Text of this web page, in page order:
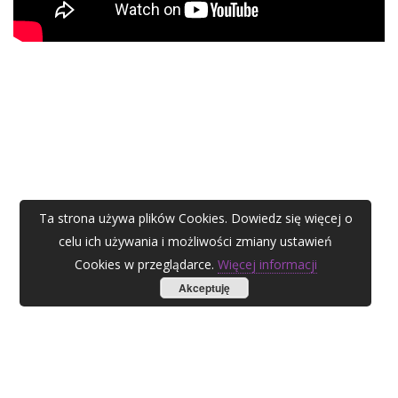
Ta strona używa plików Cookies. Dowiedz się więcej o
celu ich używania i możliwości zmiany ustawień
Cookies w przeglądarce. Więcej informacji
Akceptuję